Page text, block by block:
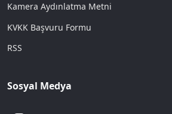
Kamera Aydınlatma Metni
KVKK Başvuru Formu
RSS
Sosyal Medya